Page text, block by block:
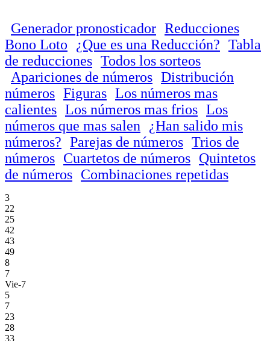
Generador pronosticador Reducciones
Bono Loto
¿Que es una Reducción? Tabla
de reducciones Todos los sorteos
Apariciones de números Distribución
números Figuras Los números mas
calientes Los números mas frios Los
números que mas salen
¿Han salido mis
números? Parejas de números Trios de
números Cuartetos de números Quintetos
de números Combinaciones repetidas
3
22
25
42
43
49
8
7
Vie-7
5
7
23
28
33